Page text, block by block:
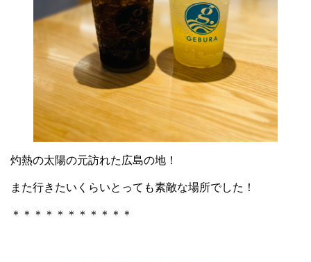
灼熱の太陽の元訪れた広島の地！
また行きたいくらいとっても素敵な場所でした！
＊＊＊＊＊＊＊＊＊＊＊